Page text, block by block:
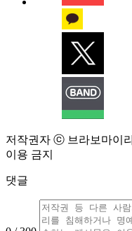
저작권자 ⓒ 브라보마이
이용 금지
댓글